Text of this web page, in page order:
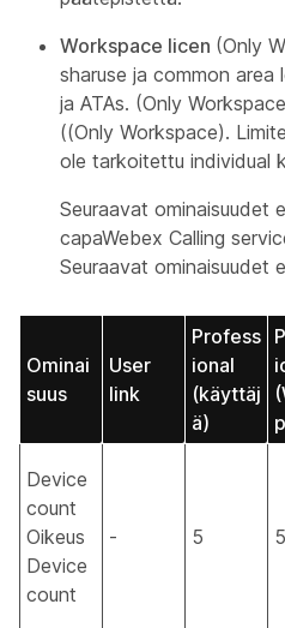
Workspace licen (Only
sharuse ja common
ja ATAs. (Only
((Only Workspace).
ole tarkoitettu individual
Seuraavat ominaisuudet
capaWebex Calling
Seuraavat ominaisuudet
Ominai
suus
User
link
Profess
ional
(käyttäj
ä)
Device
count
Oikeus
Device
count
- 5 5